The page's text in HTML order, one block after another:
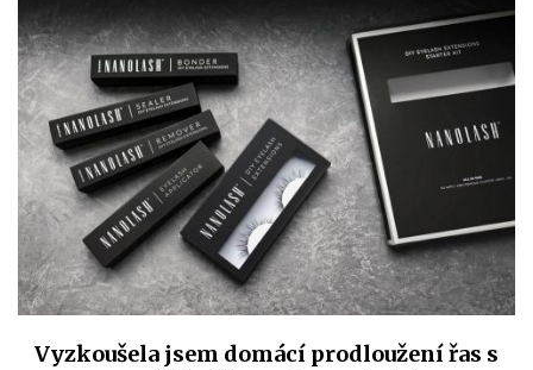
Vyzkoušela jsem domácí prodloužení řas s